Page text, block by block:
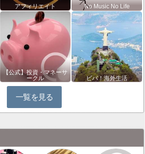
アフィリエイト No Music No Life
【公式】投資・マネーサ
ークル
ビバ！海外生活
一覧を見る